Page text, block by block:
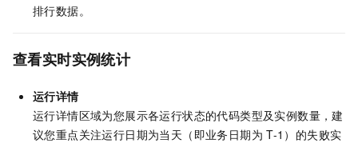
排行数据。
查看实时实例统计
运行详情
运行详情区域为您展示各运行状态的代码类型及实例数量，建
议您重点关注运行日期为当天（即业务日期为 T-1）的失败实